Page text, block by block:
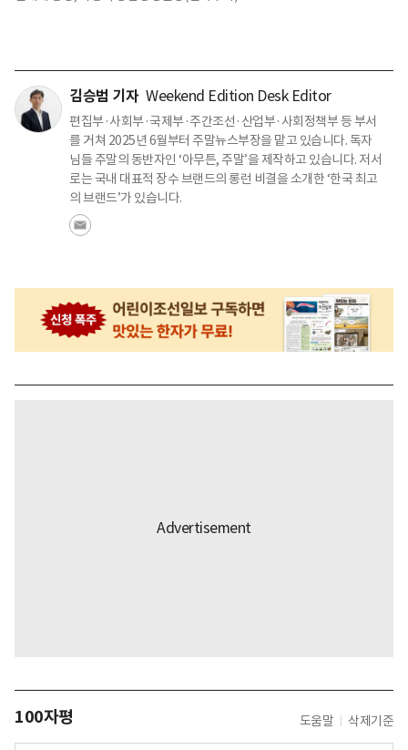
김승범 기자 Weekend Edition Desk Editor
편집부·사회부·국제부·주간조선·산업부·사회정책부 등 부서
를 거쳐 2025년 6월부터 주말뉴스부장을 맡고 있습니다. 독자
님들 주말의 동반자인 ‘아무튼, 주말’을 제작하고 있습니다. 저서
로는 국내 대표적 장수 브랜드의 롱런 비결을 소개한 ‘한국 최고
의 브랜드’가 있습니다.
100자평 도움말 삭제기준